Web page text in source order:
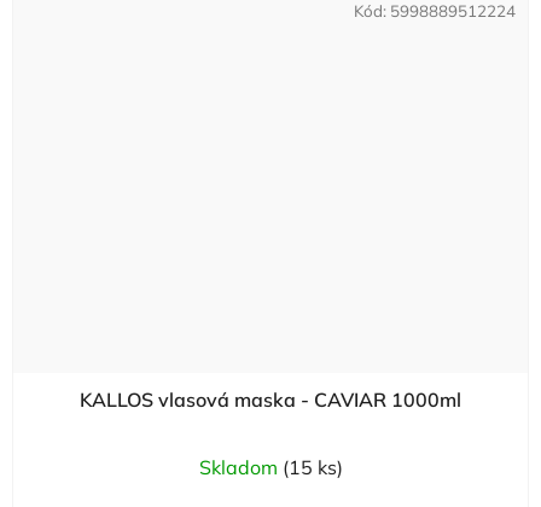
KALLOS vlasová maska - CAVIAR 1000ml
Skladom (15 ks)
Kód: 5998889512224